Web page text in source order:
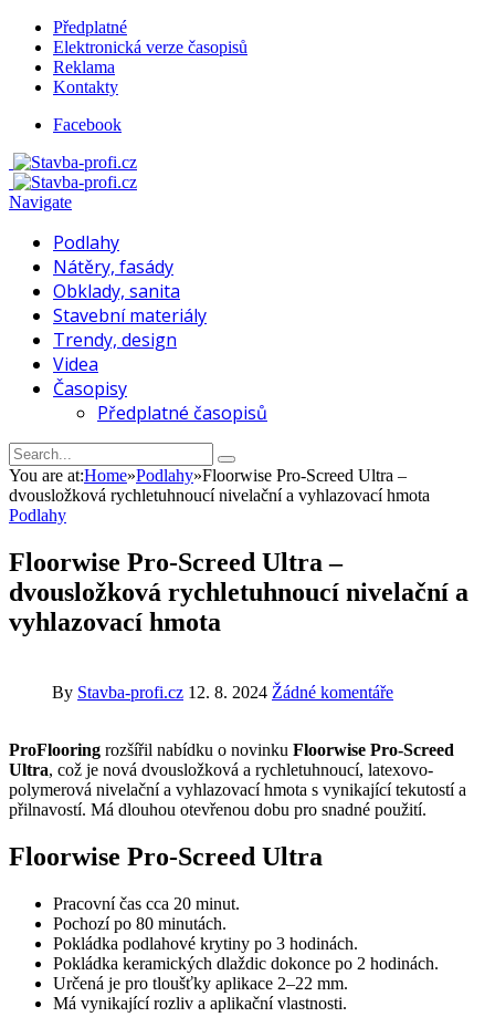
Předplatné
Elektronická verze časopisů
Reklama
Kontakty
Facebook
Navigate
Podlahy
Nátěry, fasády
Obklady, sanita
Stavební materiály
Trendy, design
Videa
Časopisy
Předplatné časopisů
You are at:Home»Podlahy»Floorwise Pro-Screed Ultra –
dvousložková rychletuhnoucí nivelační a vyhlazovací hmota
Podlahy
Floorwise Pro-Screed Ultra –
dvousložková rychletuhnoucí nivelační a
vyhlazovací hmota
By Stavba-profi.cz 12. 8. 2024 Žádné komentáře
ProFlooring rozšířil nabídku o novinku Floorwise Pro-Screed
Ultra, což je nová dvousložková a rychletuhnoucí, latexovo-
polymerová nivelační a vyhlazovací hmota s vynikající tekutostí a
přilnavostí. Má dlouhou otevřenou dobu pro snadné použití.
Floorwise Pro-Screed Ultra
Pracovní čas cca 20 minut.
Pochozí po 80 minutách.
Pokládka podlahové krytiny po 3 hodinách.
Pokládka keramických dlaždic dokonce po 2 hodinách.
Určená je pro tloušťky aplikace 2–22 mm.
Má vynikající rozliv a aplikační vlastnosti.